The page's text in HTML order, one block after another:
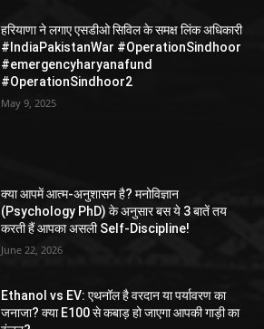
हरियाणा ने लगाए एसडीओ सिविल के समक्ष लिंक अधिकारी
#IndiaPakistanWar #OperationSindhoor
#emergencyharyanafund
#OperationSindhoor2
May 9, 2025
क्या आपमें आत्म-अनुशासन है? मनोविज्ञान
(Psychology PhD) के अनुसार बस ये 3 बातें तय
करती हैं आपका असली Self-Discipline!
June 22, 2026
Ethanol vs EV: एथनॉल है वरदान या पर्यावरण का
जनाजा? क्या E100 से कबाड़ हो जाएगा आपकी गाड़ी का